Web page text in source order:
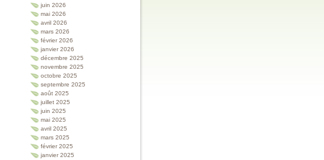
juin 2026
mai 2026
avril 2026
mars 2026
février 2026
janvier 2026
décembre 2025
novembre 2025
octobre 2025
septembre 2025
août 2025
juillet 2025
juin 2025
mai 2025
avril 2025
mars 2025
février 2025
janvier 2025